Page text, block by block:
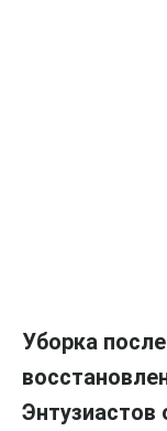
Уборка
Энтузиастов